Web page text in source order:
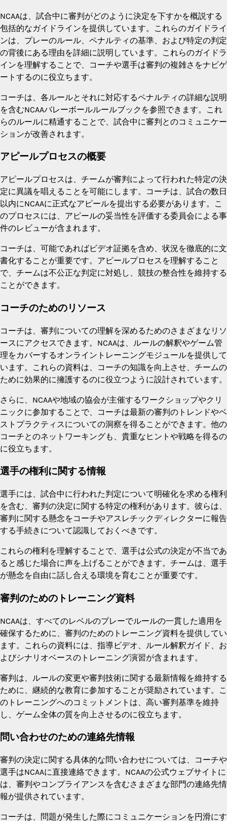
NCAAは、試合中に審判がどのように決定を下すかを概説する
包括的なガイドラインを提供しています。これらのガイドライ
ンは、プレーのルール、ペナルティの基準、および特定の判定
の背後にある理由を詳細に説明しています。これらのガイドラ
インを理解することで、コーチや選手は審判の複雑さをナビゲ
ートするのに役立ちます。
コーチは、各ルールとそれに対応するペナルティの詳細な説明
を含むNCAAバレーボールルールブックを参照できます。これ
らのルールに精通することで、試合中に審判とのコミュニケー
ションが改善されます。
アピールプロセスの概要
アピールプロセスは、チームが審判によって行われた特定の決
定に異議を唱えることを可能にします。コーチは、試合の数日
以内にNCAAに正式なアピールを提出する必要があります。こ
のプロセスには、アピールの妥当性を評価する委員会による事
件のレビューが含まれます。
コーチは、可能であればビデオ証拠を含め、状況を徹底的に文
書化することが重要です。アピールプロセスを理解すること
で、チームは不公正な判定に対処し、競技の整合性を維持する
ことができます。
コーチのためのリソース
コーチは、審判についての理解を深めるためのさまざまなリソ
ースにアクセスできます。NCAAは、ルールの解釈やゲーム管
理をカバーするオンライントレーニングモジュールを提供して
います。これらの資料は、コーチの知識を向上させ、チームの
ために効果的に擁護するのに役立つように設計されています。
さらに、NCAAや地域の協会が主催するワークショップやクリ
ニックに参加することで、コーチは最新の審判のトレンドやベ
ストプラクティスについての洞察を得ることができます。他の
コーチとのネットワーキングも、貴重なヒントや戦略を得るの
に役立ちます。
選手の権利に関する情報
選手には、試合中に行われた判定について明確化を求める権利
を含む、審判の決定に関する特定の権利があります。彼らは、
審判に関する懸念をコーチやアスレチックディレクターに報告
する手続きについて認識しておくべきです。
これらの権利を理解することで、選手は公式の決定が不当であ
ると感じた場合に声を上げることができます。チームは、選手
が懸念を自由に話し合える環境を育むことが重要です。
審判のためのトレーニング資料
NCAAは、すべてのレベルのプレーでルールの一貫した適用を
確保するために、審判のためのトレーニング資料を提供してい
ます。これらの資料には、指導ビデオ、ルール解釈ガイド、お
よびシナリオベースのトレーニング演習が含まれます。
審判は、ルールの変更や審判技術に関する最新情報を維持する
ために、継続的な教育に参加することが奨励されています。こ
のトレーニングへのコミットメントは、高い審判基準を維持
し、ゲーム全体の質を向上させるのに役立ちます。
問い合わせのための連絡先情報
審判の決定に関する具体的な問い合わせについては、コーチや
選手はNCAAに直接連絡できます。NCAAの公式ウェブサイトに
は、審判やコンプライアンスを含むさまざまな部門の連絡先情
報が提供されています。
コーチは、問題が発生した際にコミュニケーションを円滑にす